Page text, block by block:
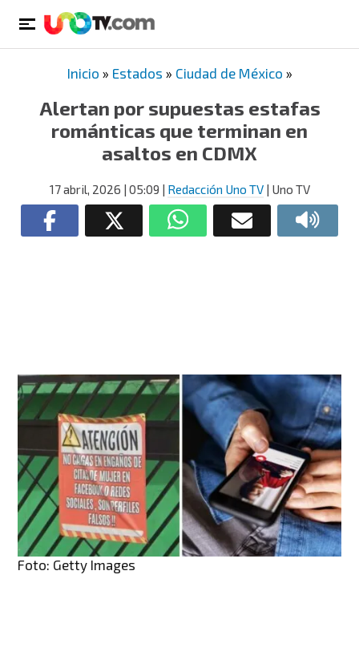
Inicio » Estados » Ciudad de México »
Alertan por supuestas estafas
románticas que terminan en
asaltos en CDMX
17 abril, 2026 | 05:09 | Redacción Uno TV| Uno TV
Foto: Getty Images